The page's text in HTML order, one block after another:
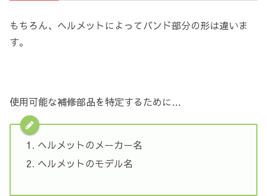
もちろん、ヘルメットによってバンド部分の形は違いま
す。
使用可能な補修部品を特定するために…
ヘルメットのメーカー名
ヘルメットのモデル名